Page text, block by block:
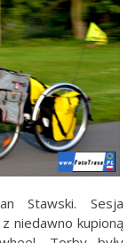
Stawski. Sesja
niedawno kupioną